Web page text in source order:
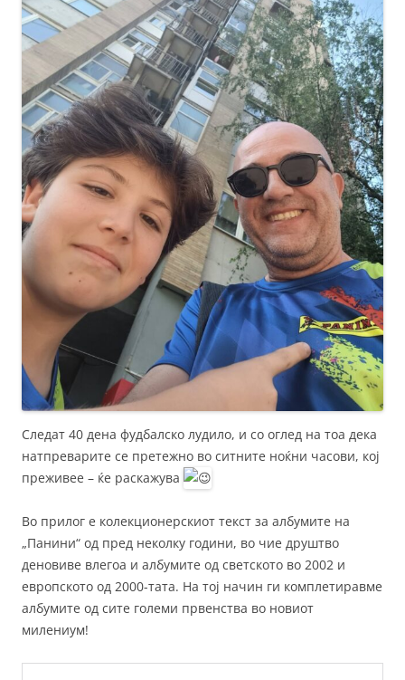
Следат 40 дена фудбалско лудило, и со оглед на тоа дека
натпреварите се претежнo во ситните ноќни часови, кој
преживее – ќе раскажува
Во прилог е колекционерскиот текст за албумите на
„Панини“ од пред неколку години, во чие друштво
деновиве влегоа и албумите од светското во 2002 и
европското од 2000-тата. На тој начин ги комплетиравме
албумите од сите големи првенства во новиот
милениум!